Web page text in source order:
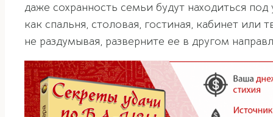
даже сохранность семьи будут находиться
как спальня, столовая, гостиная, кабинет
не раздумывая, разверните ее в другом